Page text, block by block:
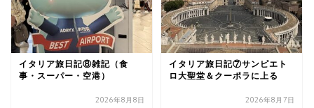
イタリア旅日記⑧雑記（食
事・スーパー・空港）
2026年8月8日
イタリア旅日記⑦サンピエト
ロ大聖堂＆クーポラに上る
2026年8月7日